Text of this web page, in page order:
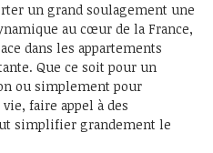
un grand soulagement une
au cœur de la France,
dans les appartements
Que ce soit pour un
ou simplement pour
faire appel à des
simplifier grandement le